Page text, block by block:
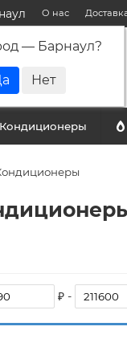
— Барнаул?
О нас
Кондиционеры
₽ -